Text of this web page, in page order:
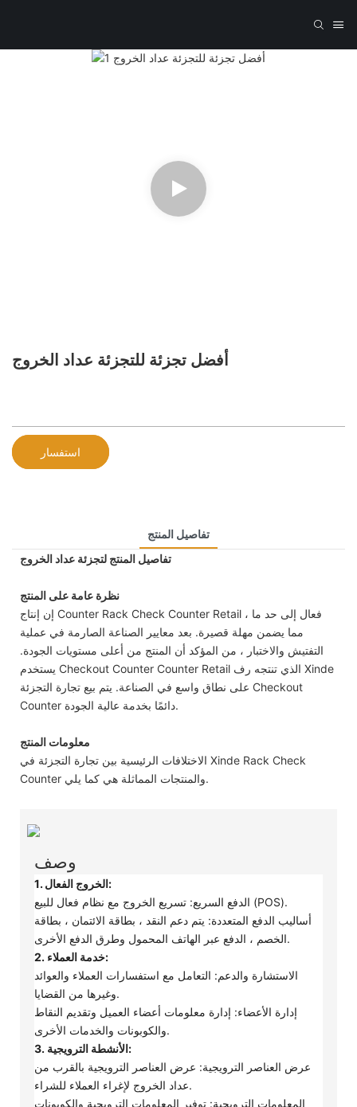
أفضل تجزئة للتجزئة عداد الخروج
استفسار
تفاصيل المنتج
تفاصيل المنتج لتجزئة عداد الخروج
نظرة عامة على المنتج
إن إنتاج Counter Rack Check Counter Retail فعال إلى حد ما ،
مما يضمن مهلة قصيرة. بعد معايير الصناعة الصارمة في عملية
التفتيش والاختبار ، من المؤكد أن المنتج من أعلى مستويات الجودة.
يستخدم Checkout Counter Counter Retail الذي تنتجه رف Xinde
على نطاق واسع في الصناعة. يتم بيع تجارة التجزئة Checkout
Counter دائمًا بخدمة عالية الجودة.
معلومات المنتج
الاختلافات الرئيسية بين تجارة التجزئة في Xinde Rack Check
Counter والمنتجات المماثلة هي كما يلي.
وصف
1. الخروج الفعال:
الدفع السريع: تسريع الخروج مع نظام فعال للبيع (POS).
أساليب الدفع المتعددة: يتم دعم النقد ، بطاقة الائتمان ، بطاقة
الخصم ، الدفع عبر الهاتف المحمول وطرق الدفع الأخرى.
2. خدمة العملاء:
الاستشارة والدعم: التعامل مع استفسارات العملاء والعوائد
وغيرها من القضايا.
إدارة الأعضاء: إدارة معلومات أعضاء العميل وتقديم النقاط
والكوبونات والخدمات الأخرى.
3. الأنشطة الترويجية:
عرض العناصر الترويجية: عرض العناصر الترويجية بالقرب من
عداد الخروج لإغراء العملاء للشراء.
المعلومات الترويجية: توفير المعلومات الترويجية والكوبونات